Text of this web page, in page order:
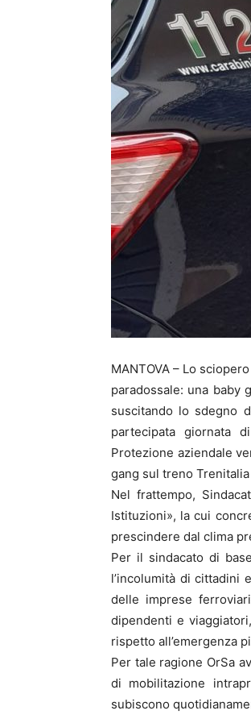
MANTOVA – Lo
paradossale: una baby
suscitando lo sdegno
partecipata giornata
Protezione aziendale
gang sul treno
Nel frattempo,
Istituzioni», la cui
prescindere dal clima
Per il sindacato di
l’incolumità di cittadini
delle imprese
dipendenti e
rispetto all’emergenza
Per tale ragione OrSa
di mobilitazione
subiscono